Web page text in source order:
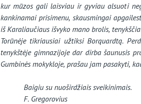
kur mūzos gali laisviau ir gyviau alsuoti
kankinamai prisimenu, skausmingai
iš Karaliaučiaus išvyko mano brolis,
Torūnėje tikriausiai užtiksi Borquardtą.
tenykštėje gimnazijoje dar dirba šaunusis
Gumbinės mokykloje, prašau jam pasakyti,
Baigiu su nuoširdžiais sveikinimais.
F. Gregorovius